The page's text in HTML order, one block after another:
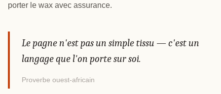
porter le wax avec assurance.
Le pagne n'est pas un simple tissu — c'est un
langage que l'on porte sur soi.
Proverbe ouest-africain